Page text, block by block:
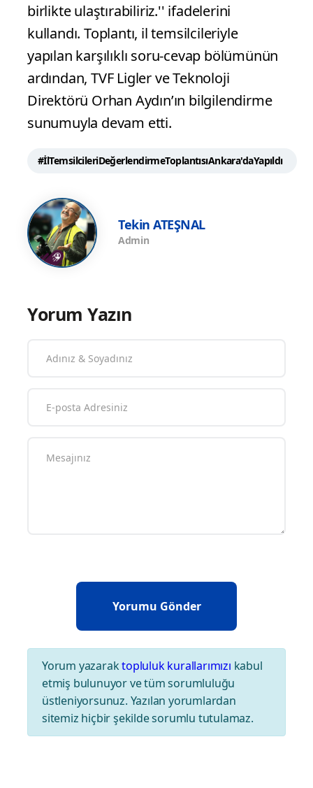
birlikte ulaştırabiliriz.'' ifadelerini
kullandı. Toplantı, il temsilcileriyle
yapılan karşılıklı soru-cevap bölümünün
ardından, TVF Ligler ve Teknoloji
Direktörü Orhan Aydın’ın bilgilendirme
sunumuyla devam etti.
#İlTemsilcileriDeğerlendirmeToplantısıAnkara'daYapıldı
Tekin ATEŞNAL
Admin
Yorum Yazın
Yorum yazaraktopluluk kurallarımızı kabul
etmiş bulunuyor ve tüm sorumluluğu
üstleniyorsunuz. Yazılan yorumlardan
sitemiz hiçbir şekilde sorumlu tutulamaz.